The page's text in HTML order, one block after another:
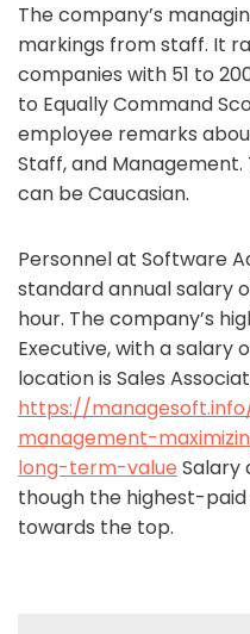
The company’s
markings from staff. It
companies with 51 to
to Equally Command
employee remarks
Staff, and
can be Caucasian.
Personnel at Software
standard annual salary
hour. The company’s
Executive, with a salary
location is Sales
https://
management-
long-term-value Salary
though the highest-
towards the top.